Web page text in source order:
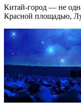
Китай-город — не
Красной площадью,